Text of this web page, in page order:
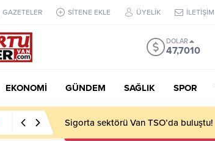
GAZETELER SİTENE EKLE ÜYELİK İLETİŞİM
DOLAR
47,7010
EKONOMİ GÜNDEM SAĞLIK SPOR
Sigorta sektörü Van TSO’da buluştu!